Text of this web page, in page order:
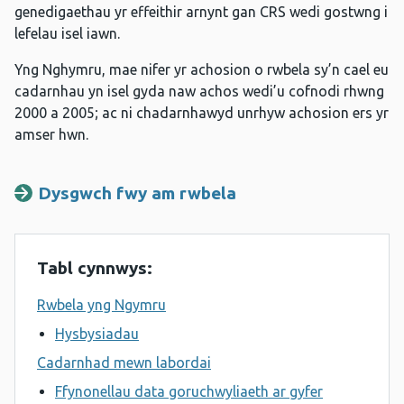
genedigaethau yr effeithir arnynt gan CRS wedi gostwng i
lefelau isel iawn.
Yng Nghymru, mae nifer yr achosion o rwbela sy’n cael eu
cadarnhau yn isel gyda naw achos wedi’u cofnodi rhwng
2000 a 2005; ac ni chadarnhawyd unrhyw achosion ers yr
amser hwn.
Dysgwch fwy am rwbela
Tabl cynnwys:
Rwbela yng Ngymru
Hysbysiadau
Cadarnhad mewn labordai
Ffynonellau data goruchwyliaeth ar gyfer